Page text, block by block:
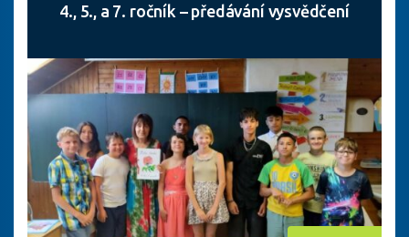
4., 5., a 7. ročník – předávání vysvědčení